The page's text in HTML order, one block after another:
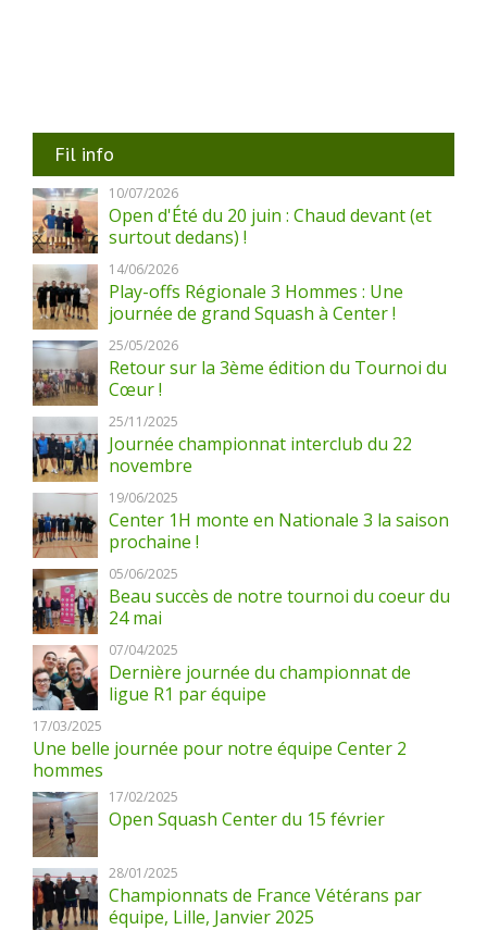
Fil info
10/07/2026
Open d'Été du 20 juin : Chaud devant (et
surtout dedans) !
14/06/2026
Play-offs Régionale 3 Hommes : Une
journée de grand Squash à Center !
25/05/2026
Retour sur la 3ème édition du Tournoi du
Cœur !
25/11/2025
Journée championnat interclub du 22
novembre
19/06/2025
Center 1H monte en Nationale 3 la saison
prochaine !
05/06/2025
Beau succès de notre tournoi du coeur du
24 mai
07/04/2025
Dernière journée du championnat de
ligue R1 par équipe
17/03/2025
Une belle journée pour notre équipe Center 2
hommes
17/02/2025
Open Squash Center du 15 février
28/01/2025
Championnats de France Vétérans par
équipe, Lille, Janvier 2025